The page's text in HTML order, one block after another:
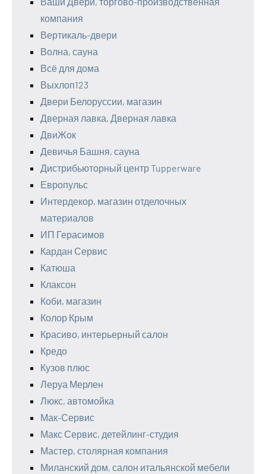
компания
Вертикаль-двери
Волна, сауна
Всё для дома
Выхлоп123
Двери Белоруссии, магазин
Дверная лавка, Дверная лавка
ДвиЖок
Девичья Башня, сауна
Дистрибьюторный центр Tupperware
Европульс
Интердекор, магазин отделочных
материалов
ИП Герасимов
Кардан Сервис
Катюша
Клаксон
Коби, магазин
Колор Крым
Красиво, интерьерный салон
Кредо
Кузов плюс
Леруа Мерлен
Люкс, автомойка
Мак-Сервис
Макс Сервис, детейлинг-студия
Мастер, столярная компания
Миланский дом, салон итальянской мебели